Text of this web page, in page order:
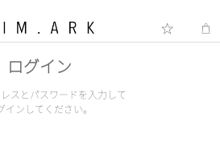
ログイン
スとパスワードを入力して
インしてください。